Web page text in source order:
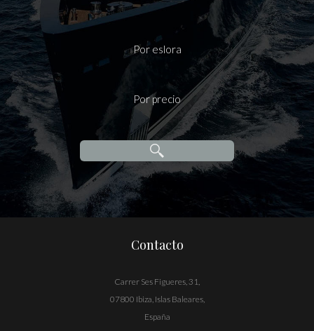
Por eslora
Por precio
Contacto
Carrer Ses Figueres, 31,
07800 Ibiza, Islas Baleares,
España